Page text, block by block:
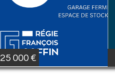
25 000 €